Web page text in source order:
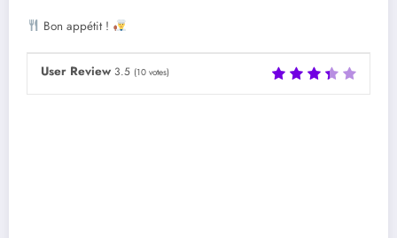
Bon appétit !
User Review 3.5 (10 votes)